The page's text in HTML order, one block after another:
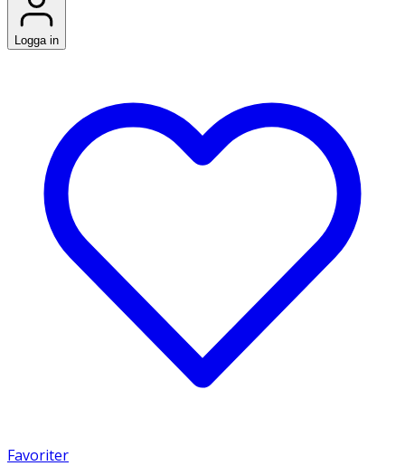
Logga in
Favoriter